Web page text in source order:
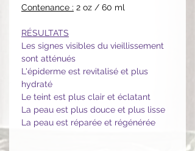
Contenance : 2 oz / 60 ml
RÉSULTATS
Les signes visibles du vieillissement
sont atténués
L'épiderme est revitalisé et plus
hydraté
Le teint est plus clair et éclatant
La peau est plus douce et plus lisse
La peau est réparée et régénérée